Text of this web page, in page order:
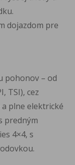
dojazdom pre
pohonov – od
TSI), cez
plne elektrické
predným
4×4, s